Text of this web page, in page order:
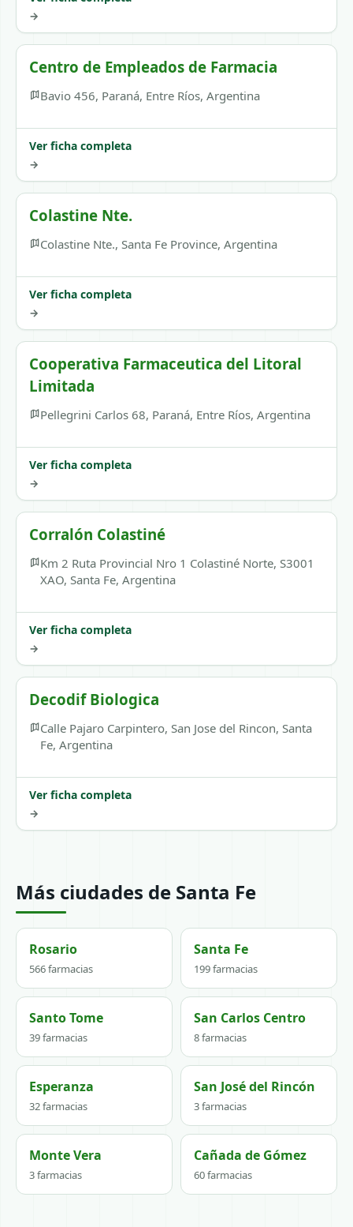
→
Centro de Empleados de Farmacia
Bavio 456, Paraná, Entre Ríos, Argentina
Ver ficha completa
→
Colastine Nte.
Colastine Nte., Santa Fe Province, Argentina
Ver ficha completa
→
Cooperativa Farmaceutica del Litoral
Limitada
Pellegrini Carlos 68, Paraná, Entre Ríos, Argentina
Ver ficha completa
→
Corralón Colastiné
Km 2 Ruta Provincial Nro 1 Colastiné Norte, S3001
XAO, Santa Fe, Argentina
Ver ficha completa
→
Decodif Biologica
Calle Pajaro Carpintero, San Jose del Rincon, Santa
Fe, Argentina
Ver ficha completa
→
Más ciudades de Santa Fe
Rosario
566 farmacias
Santa Fe
199 farmacias
Santo Tome
39 farmacias
San Carlos Centro
8 farmacias
Esperanza
32 farmacias
San José del Rincón
3 farmacias
Monte Vera
3 farmacias
Cañada de Gómez
60 farmacias